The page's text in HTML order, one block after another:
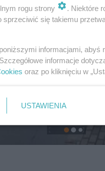
rogu strony
. Niektóre
sprzeciwić się takiemu
informacjami,
informacje
oraz po kliknięciu w
USTAWIENIA